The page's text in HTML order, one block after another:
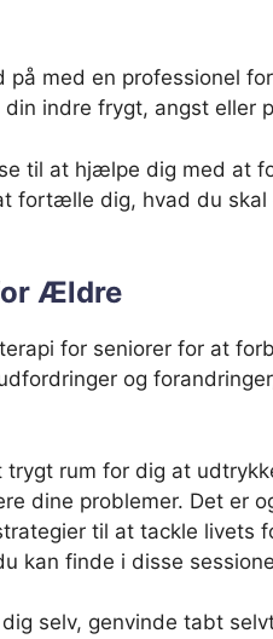
med en professionel
indre frygt, angst eller
til at hjælpe dig med at
fortælle dig, hvad du
Ældre
for seniorer for at
og
rum for dig at
dine problemer. Det er
til at tackle livets
kan finde i disse
selv, genvinde tabt